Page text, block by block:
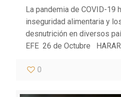
La pandemia de COVID-19
inseguridad alimentaria y
desnutrición en diversos
EFE 26 de Octubre
0